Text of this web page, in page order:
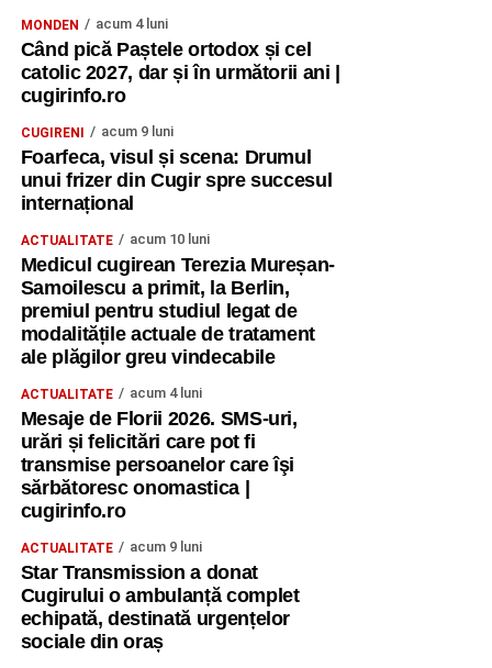
MONDEN acum 4 luni
Când pică Paștele ortodox și cel
catolic 2027, dar și în următorii ani |
cugirinfo.ro
CUGIRENI acum 9 luni
Foarfeca, visul și scena: Drumul
unui frizer din Cugir spre succesul
internațional
ACTUALITATE acum 10 luni
Medicul cugirean Terezia Mureșan-
Samoilescu a primit, la Berlin,
premiul pentru studiul legat de
modalitățile actuale de tratament
ale plăgilor greu vindecabile
ACTUALITATE acum 4 luni
Mesaje de Florii 2026. SMS-uri,
urări și felicitări care pot fi
transmise persoanelor care îşi
sărbătoresc onomastica |
cugirinfo.ro
ACTUALITATE acum 9 luni
Star Transmission a donat
Cugirului o ambulanță complet
echipată, destinată urgențelor
sociale din oraș